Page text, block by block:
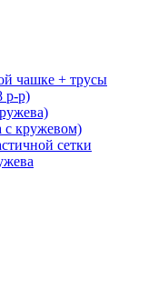
чашке + трусы
р-р)
с кружевом)
сетки